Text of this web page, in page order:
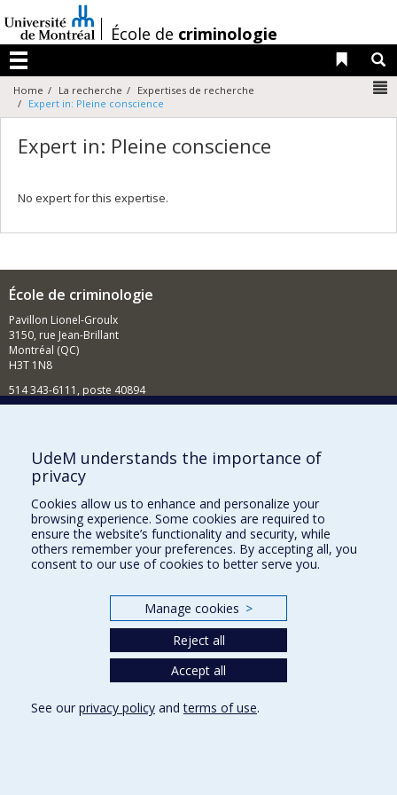
au
contenu
/École de criminologie
Menu
Liens
Home La recherche
Expertises de recherche
Expert in: Pleine conscience
Expert in: Pleine conscience
No expert for this expertise.
École de criminologie
Pavillon Lionel-Groulx
3150, rue Jean-Brillant
Montréal (QC)
H3T 1N8
514 343-6111, poste 40894
Comment soutenir l'École?
BESOIN D'AIDE?
Plan du site
Signaler une erreur
Accessibilité
Nos départements et écoles
UdeM understands the importance of
privacy
Cookies allow us to enhance and personalize your
browsing experience. Some cookies are required to
ensure the website’s functionality and security, while
others remember your preferences. By accepting all, you
consent to our use of cookies to better serve you.
Manage cookies >
Reject all
Accept all
See our privacy policy andterms of use.